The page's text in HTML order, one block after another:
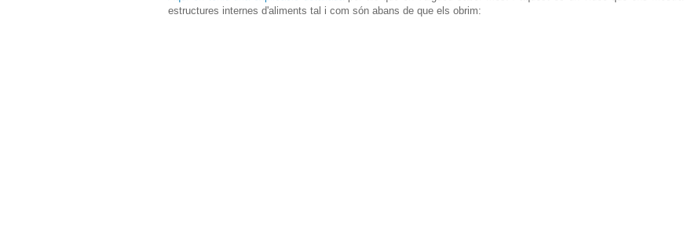
estructures internes d'aliments tal i com són abans de que els obrim: